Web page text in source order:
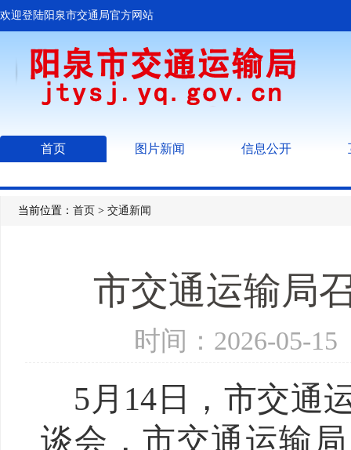
欢迎登陆阳泉市交通局官方网站
首页 图片新闻 信息公开
当前位置： 首页 > 交通新闻
市交通运输局
时间：2026-
5月14日，市交通
谈会，市交通运输